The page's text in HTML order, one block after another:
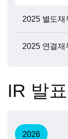
2025 별도재
2025 연결재
IR 발
2026